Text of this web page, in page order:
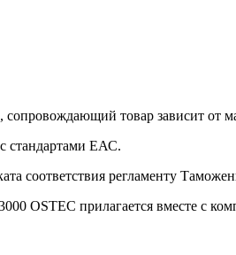
сопровождающий товар зависит от
стандартами ЕАС.
соответствия регламенту
прилагается вместе с